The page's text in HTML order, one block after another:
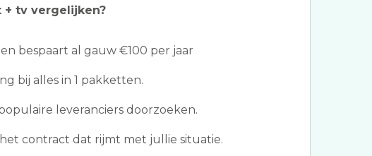
tv vergelijken?
bespaart al gauw €100 per jaar
bij alles in 1 pakketten.
leveranciers doorzoeken.
contract dat rijmt met jullie situatie.